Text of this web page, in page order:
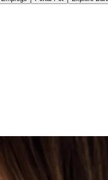
Jardim JulioJardim Líbano